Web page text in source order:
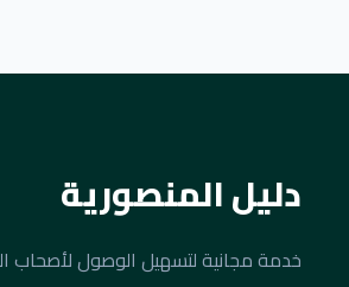
دليل المنصورية
خدمة مجانية لتسهيل الوصول لأصحاب